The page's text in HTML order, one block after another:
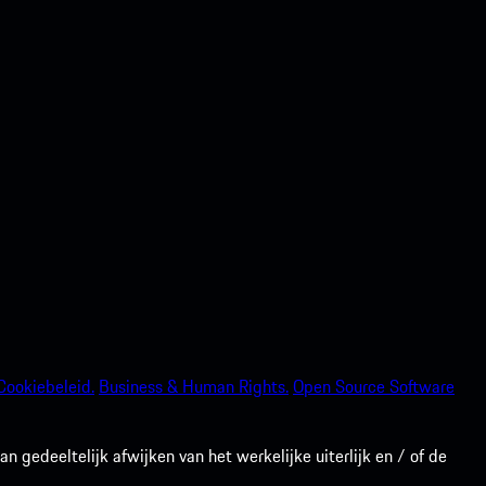
Business & Human Rights.Open Source Software
gedeeltelijk afwijken van het werkelijke uiterlijk en / of de